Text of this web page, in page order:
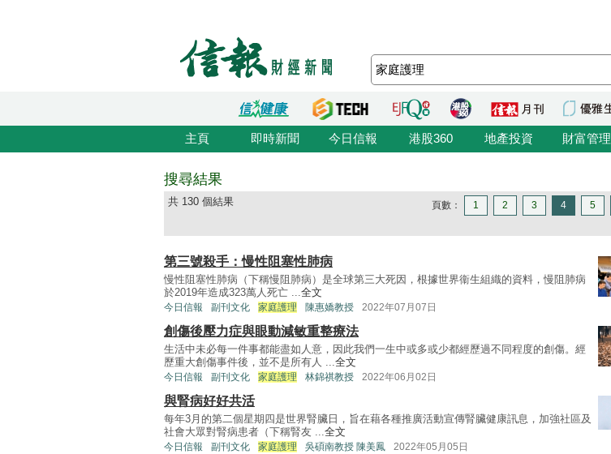
主頁 即時新聞 今日信報 港股360 地產投資 財富管理
搜尋結果
共 130 個結果 頁數： 1 2 3 4 5
第三號殺手：慢性阻塞性肺病
慢性阻塞性肺病（下稱慢阻肺病）是全球第三大死因，根據世界衞生組織的資料，慢阻肺病
於2019年造成323萬人死亡 ...全文
今日信報 副刊文化 家庭護理 陳惠嬌教授 2022年07月07日
創傷後壓力症與眼動減敏重整療法
生活中未必每一件事都能盡如人意，因此我們一生中或多或少都經歷過不同程度的創傷。經
歷重大創傷事件後，並不是所有人 ...全文
今日信報 副刊文化 家庭護理 林錦祺教授 2022年06月02日
與腎病好好共活
每年3月的第二個星期四是世界腎臟日，旨在藉各種推廣活動宣傳腎臟健康訊息，加強社區及
社會大眾對腎病患者（下稱腎友 ...全文
今日信報 副刊文化 家庭護理 吳碩南教授 陳美鳳 2022年05月05日